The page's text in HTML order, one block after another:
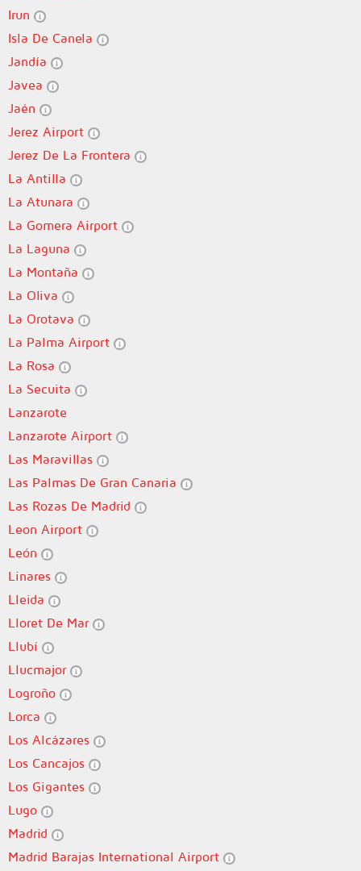
Irun
Isla De Canela
Jandía
Javea
Jaén
Jerez Airport
Jerez De La Frontera
La Antilla
La Atunara
La Gomera Airport
La Laguna
La Montaña
La Oliva
La Orotava
La Palma Airport
La Rosa
La Secuita
Lanzarote
Lanzarote Airport
Las Maravillas
Las Palmas De Gran Canaria
Las Rozas De Madrid
Leon Airport
León
Linares
Lleida
Lloret De Mar
Llubí
Llucmajor
Logroño
Lorca
Los Alcázares
Los Cancajos
Los Gigantes
Lugo
Madrid
Madrid Barajas International Airport